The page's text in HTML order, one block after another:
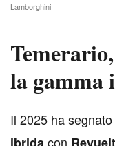
Lamborghini
la gamma
Il 2025 ha
con